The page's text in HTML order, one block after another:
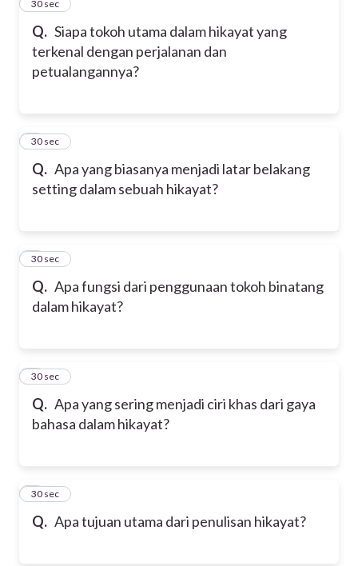
Q. Siapa tokoh utama dalam hikayat yang
terkenal dengan perjalanan dan
petualangannya?
2
30 sec
Q. Apa yang biasanya menjadi latar belakang
setting dalam sebuah hikayat?
3
30 sec
Q. Apa fungsi dari penggunaan tokoh binatang
dalam hikayat?
4
30 sec
Q. Apa yang sering menjadi ciri khas dari gaya
bahasa dalam hikayat?
5
30 sec
Q. Apa tujuan utama dari penulisan hikayat?
6
30 sec